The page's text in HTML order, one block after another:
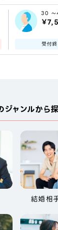
30 ～
￥
受付
ジャンルから
結婚相